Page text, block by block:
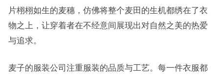
片栩栩如生的麦穗，仿佛将整个麦田的生机都绣在了衣
物之上，让穿着者在不经意间展现出对自然之美的热爱
与追求。
麦子的服装公司注重服装的品质与工艺。每一件衣服都